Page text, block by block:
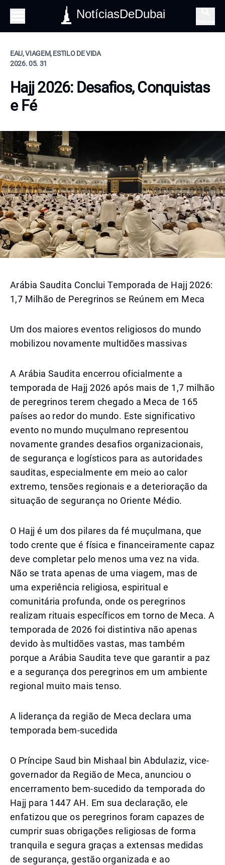
NotíciasDeDubai
EAU, VIAGEM, ESTILO DE VIDA
2026. 05. 31
Hajj 2026: Desafios, Conquistas
e Fé
Arábia Saudita Conclui Temporada de Hajj 2026:
1,7 Milhão de Peregrinos se Reúnem em Meca
Um dos maiores eventos religiosos do mundo
mobilizou novamente multidões massivas
A Arábia Saudita encerrou oficialmente a
temporada de Hajj 2026 após mais de 1,7 milhão
de peregrinos terem chegado a Meca de 165
países ao redor do mundo. Este significativo
evento no mundo muçulmano representou
novamente grandes desafios organizacionais,
de segurança e logísticos para as autoridades
sauditas, especialmente em meio ao calor
extremo, tensões regionais e a deterioração da
situação de segurança no Oriente Médio.
O Hajj é um dos pilares da fé muçulmana, que
todo crente que é física e financeiramente capaz
deve completar pelo menos uma vez na vida.
Não se trata apenas de uma viagem, mas de
uma experiência religiosa, espiritual e
comunitária profunda, onde os peregrinos
realizam rituais específicos em torno de Meca. A
temporada de 2026 foi distintiva não apenas
devido às multidões vastas, mas também
porque a Arábia Saudita teve que garantir a paz
e a segurança dos peregrinos em um ambiente
regional muito mais tenso.
A liderança da região de Meca declara uma
temporada bem-sucedida
O Príncipe Saud bin Mishaal bin Abdulaziz, vice-
governador da Região de Meca, anunciou o
encerramento bem-sucedido da temporada do
Hajj para 1447 AH. Em sua declaração, ele
enfatizou que os peregrinos foram capazes de
cumprir suas obrigações religiosas de forma
tranquila e segura graças a extensas medidas
de segurança, gestão organizada e ao